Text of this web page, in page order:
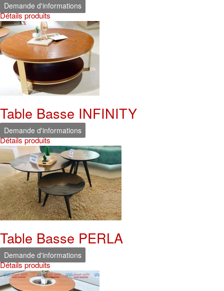
Demande d'informations
Détails produits
Table Basse INFINITY
Demande d'informations
Détails produits
Table Basse PERLA
Demande d'informations
Détails produits